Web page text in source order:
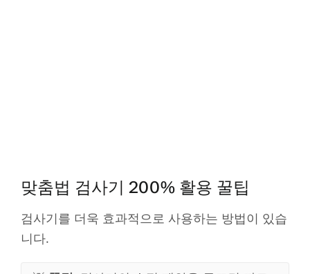
맞춤법 검사기 200% 활용 꿀팁
검사기를 더욱 효과적으로 사용하는 방법이 있습
니다.